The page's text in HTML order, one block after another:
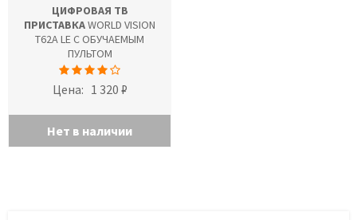
ЦИФРОВАЯ ТВ
ПРИСТАВКАWORLD VISION
T62A LE C ОБУЧАЕМЫМ
ПУЛЬТОМ
Цена: 1 320 ₽
Нет в наличии